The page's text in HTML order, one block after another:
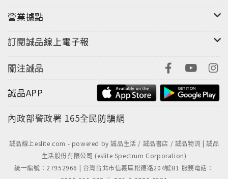
營業據點
訂閱誠品線上電子報
關注誠品
誠品APP
內政部警政署 165全民防騙網
誠品線上eslite.com - powered by 誠品生活 / 誠品書店 / 誠品物流 | 誠品
生活股份有限公司 (eslite Spectrum Corporation)
統一編號：27952966 | 台灣台北市信義區松德路204號B1 服務電話：